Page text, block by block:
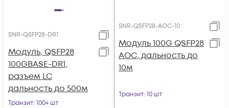
SNR-QSFP28-DR1
Модуль, QSFP28
100GBASE-DR1,
разъем LC
дальность до 500м
Транзит: 100+ шт
SNR-QSFP28-AOC-10
Модуль 100G QSFP28
AOC, дальность до
10м
Транзит: 10 шт